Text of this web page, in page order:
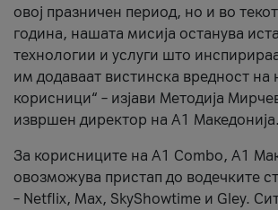
овој празничен период, но и во
година, нашата мисија останува
технологии и услуги што
им додаваат вистинска вредност на
корисници“ – изјави Методија
извршен директор на А1 Македонија.
За корисниците на A1 Combo, А1
овозможува пристап до водечките
– Netflix, Max, SkyShowtime и Gley.